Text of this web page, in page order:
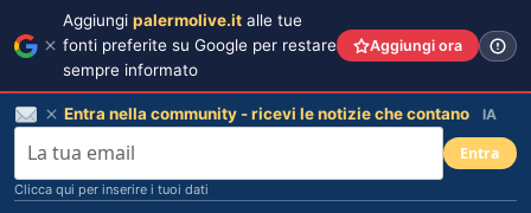
Aggiungi palermolive.it alle tue
fonti preferite su Google per restare
sempre informato
Aggiungi ora
Entra nella community - ricevi le notizie che contano IA
Entra
Clicca qui per inserire i tuoi dati